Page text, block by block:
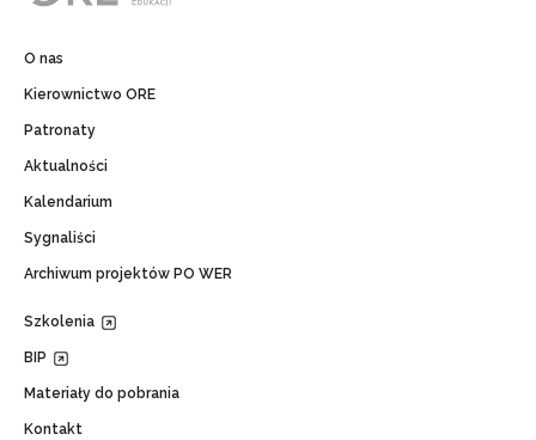
O nas
Kierownictwo ORE
Patronaty
Aktualności
Kalendarium
Sygnaliści
Archiwum projektów PO WER
Szkolenia
BIP
Materiały do pobrania
Kontakt